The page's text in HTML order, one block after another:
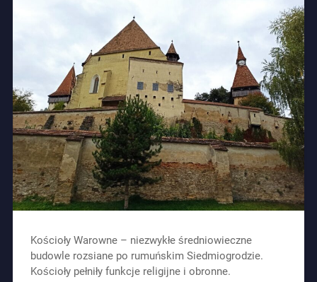
Kościoły Warowne – niezwykłe średniowieczne
budowle rozsiane po rumuńskim Siedmiogrodzie.
Kościoły pełniły funkcje religijne i obronne.